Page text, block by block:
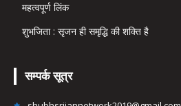
महत्वपूर्ण लिंक
शुभजिता : सृजन ही समृद्धि की शक्ति है
सम्पर्क सूत्र